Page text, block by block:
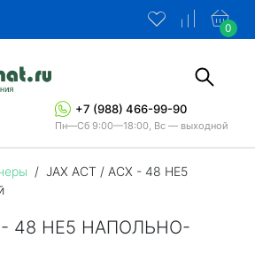
0
+7 (988) 466-99-90
Пн—Сб 9:00—18:00, Вс — выходной
/ JAX ACT / ACX - 48 HE5
- 48 HE5 НАПОЛЬНО-